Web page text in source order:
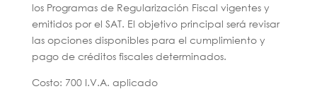
los Programas de Regularización Fiscal vigentes y
emitidos por el SAT. El objetivo principal será revisar
las opciones disponibles para el cumplimiento y
pago de créditos fiscales determinados.
Costo: 700 I.V.A. aplicado